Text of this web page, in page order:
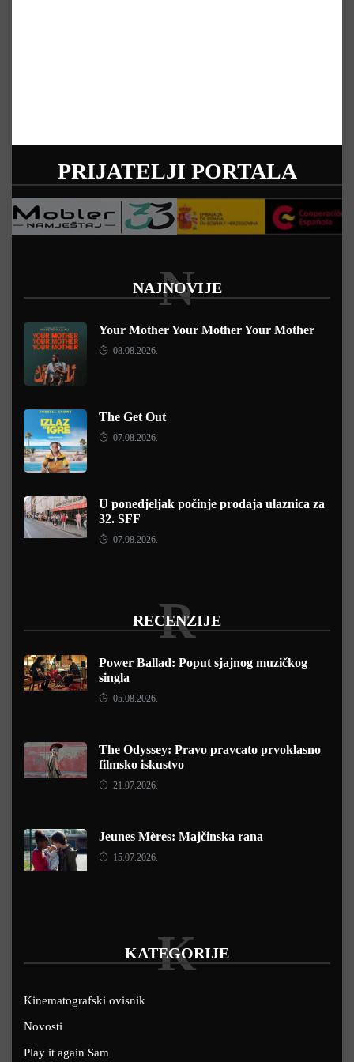
PRIJATELJI PORTALA
NAJNOVIJE
N
Your Mother Your Mother Your Mother
08.08.2026.
The Get Out
07.08.2026.
U ponedjeljak počinje prodaja ulaznica za
32. SFF
07.08.2026.
RECENZIJE
R
Power Ballad: Poput sjajnog muzičkog
singla
05.08.2026.
The Odyssey: Pravo pravcato prvoklasno
filmsko iskustvo
21.07.2026.
Jeunes Mères: Majčinska rana
15.07.2026.
KATEGORIJE
K
Kinematografski ovisnik
Novosti
Play it again Sam